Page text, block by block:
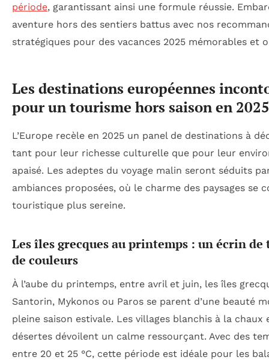
période, garantissant ainsi une formule réussie.
aventure hors des sentiers battus avec nos
stratégiques pour des vacances 2025 mémorables et
Les destinations européennes
pour un tourisme hors saison en 2025
L’Europe recèle en 2025 un panel de destinations à
tant pour leur richesse culturelle que pour leur
apaisé. Les adeptes du voyage malin seront séduits
ambiances proposées, où le charme des paysages se
touristique plus sereine.
Les îles grecques au printemps : un écrin
de couleurs
À l’aube du printemps, entre avril et juin, les îles
Santorin, Mykonos ou Paros se parent d’une beauté
pleine saison estivale. Les villages blanchis à la chaux
désertes dévoilent un calme ressourçant. Avec des
entre 20 et 25 °C, cette période est idéale pour les